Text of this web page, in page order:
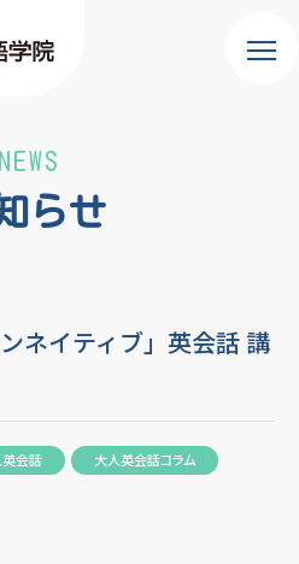
らせ
NEWS
ネイティブ」英会話 講
会話 大人英会話コラム